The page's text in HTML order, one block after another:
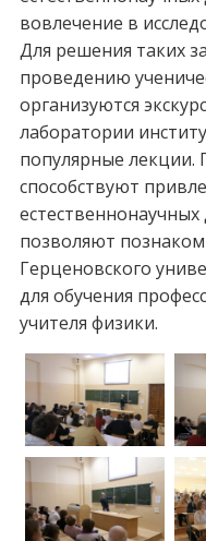
вовлечение в
Для решения таких
проведению
организуются
лаборатории
популярные лекции.
способствуют
позволяют
Герценовского
для обучения
учителя физики.